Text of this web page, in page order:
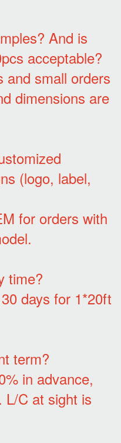
And is
acceptable?
and small orders
dimensions are
(logo, label,
for orders with
time?
days for 1*20ft
term?
in advance,
L/C at sight is